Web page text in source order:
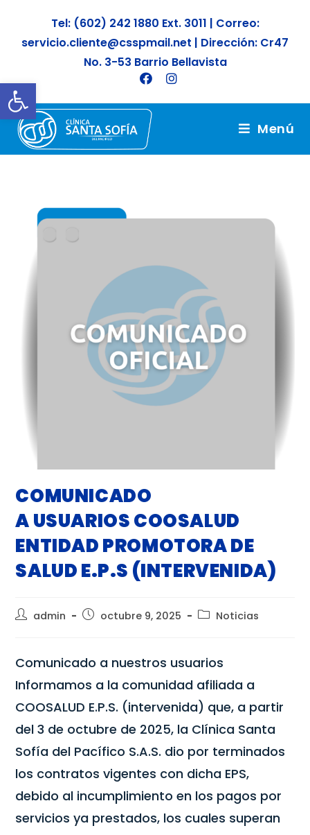
Abrir barra de herramientas
Tel: (602) 242 1880 Ext. 3011 | Correo:
servicio.cliente@csspmail.net | Dirección: Cr47
No. 3-53 Barrio Bellavista
Menú
COMUNICADO
A USUARIOS COOSALUD
ENTIDAD PROMOTORA DE
SALUD E.P.S (INTERVENIDA)
admin octubre 9, 2025 Noticias
Comunicado a nuestros usuarios
Informamos a la comunidad afiliada a
COOSALUD E.P.S. (intervenida) que, a partir
del 3 de octubre de 2025, la Clínica Santa
Sofía del Pacífico S.A.S. dio por terminados
los contratos vigentes con dicha EPS,
debido al incumplimiento en los pagos por
servicios ya prestados, los cuales superan